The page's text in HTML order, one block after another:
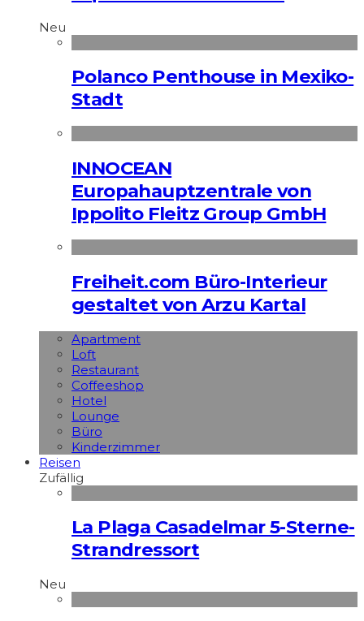
Neu
Polanco Penthouse in Mexiko-
Stadt
INNOCEAN
Europahauptzentrale von
Ippolito Fleitz Group GmbH
Freiheit.com Büro-Interieur
gestaltet von Arzu Kartal
Apart­ment
Loft
Restaurant
Coffeeshop
Hotel
Lounge
Büro
Kinderzimmer
Reisen
Zufällig
La Plaga Casadelmar 5-Sterne-
Strandressort
Neu